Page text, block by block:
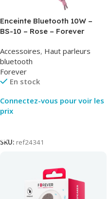
Enceinte Bluetooth 10W –
BS-10 – Rose – Forever
Accessoires, Haut parleurs
bluetooth
Forever
En stock
Connectez-vous pour voir les
prix
SKU: ref24341